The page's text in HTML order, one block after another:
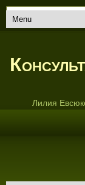
Лилия